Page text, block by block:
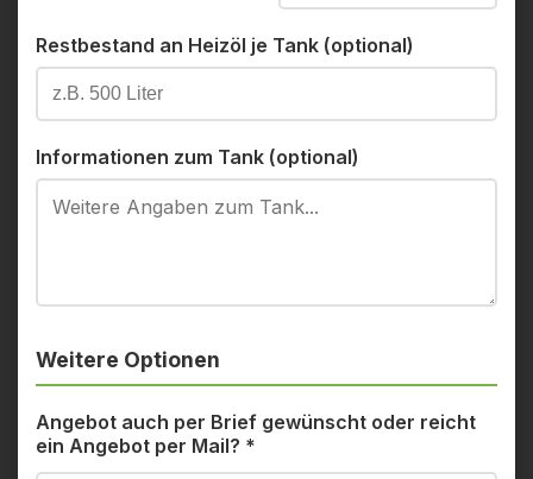
Restbestand an Heizöl je Tank (optional)
Informationen zum Tank (optional)
Weitere Optionen
Angebot auch per Brief gewünscht oder reicht
ein Angebot per Mail? *